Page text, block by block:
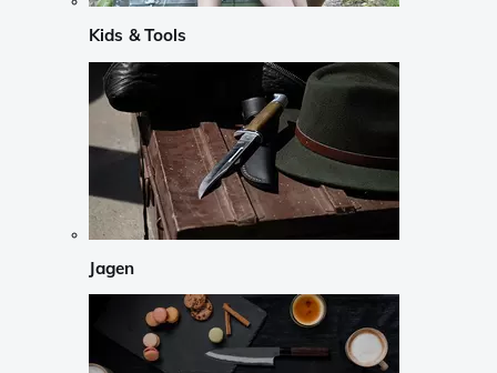
Kids & Tools
Jagen